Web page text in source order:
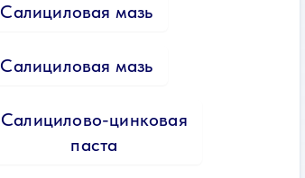
Салициловая мазь
Салициловая мазь
Салицилово-цинковая
паста